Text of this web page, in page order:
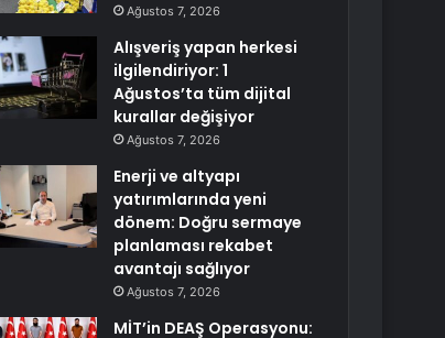
Ağustos 7, 2026
Alışveriş yapan herkesi
ilgilendiriyor: 1
Ağustos’ta tüm dijital
kurallar değişiyor
Ağustos 7, 2026
Enerji ve altyapı
yatırımlarında yeni
dönem: Doğru sermaye
planlaması rekabet
avantajı sağlıyor
Ağustos 7, 2026
MİT’in DEAŞ Operasyonu: